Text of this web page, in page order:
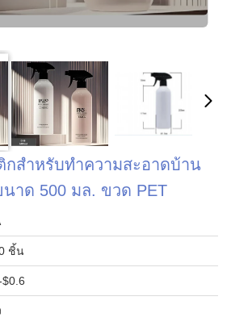
กสำหรับทำความสะอาดบ้าน
าด 500 มล. ขวด PET
ชิ้น